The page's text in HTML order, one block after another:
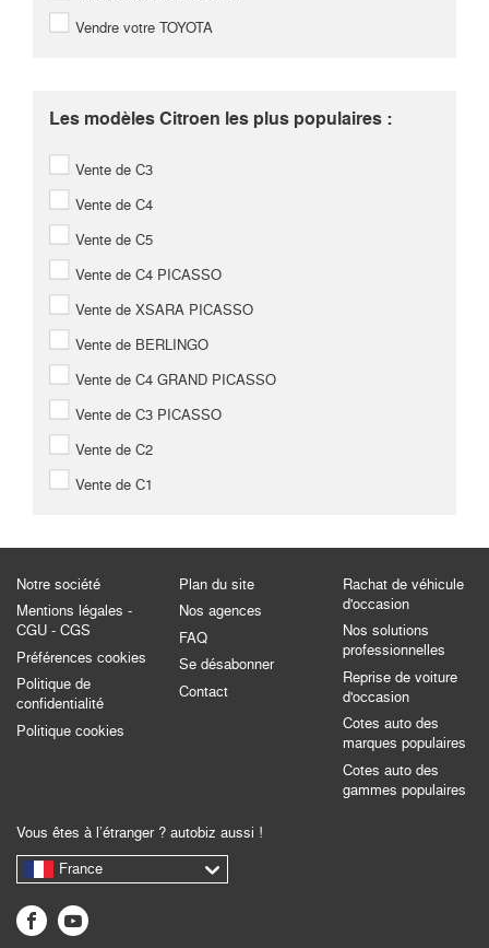
Vendre votre TOYOTA
Les modèles Citroen les plus populaires :
Vente de C3
Vente de C4
Vente de C5
Vente de C4 PICASSO
Vente de XSARA PICASSO
Vente de BERLINGO
Vente de C4 GRAND PICASSO
Vente de C3 PICASSO
Vente de C2
Vente de C1
Notre société
Mentions légales -
CGU - CGS
Préférences cookies
Politique de
confidentialité
Politique cookies
Plan du site
Nos agences
FAQ
Se désabonner
Contact
Rachat de véhicule
d'occasion
Nos solutions
professionnelles
Reprise de voiture
d'occasion
Cotes auto des
marques populaires
Cotes auto des
gammes populaires
Vous êtes à l’étranger ? autobiz aussi !
France